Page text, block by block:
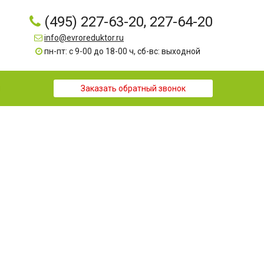
(495) 227-63-20, 227-64-20
info@evroreduktor.ru
пн-пт: с 9-00 до 18-00 ч, сб-вс: выходной
Заказать обратный звонок